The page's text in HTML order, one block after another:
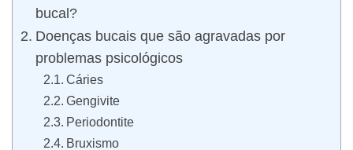
bucal?
Doenças bucais que são agravadas por
problemas psicológicos
Cáries
Gengivite
Periodontite
Bruxismo